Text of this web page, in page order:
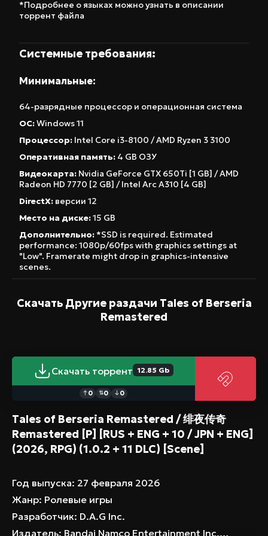
*Подробнее о языках можно узнать в описании
торрент файла
Системные требования:
Минимальные:
64-разрядные процессор и операционная система
ОС:Windows 11
Процессор: Intel Core i3-8100 / AMD Ryzen 3 3100
Оперативная память: 4 GB ОЗУ
Видеокарта: Nvidia GeForce GTX 650Ti [1 GB] / AMD
Radeon HD 7770 [2 GB] / Intel Arc A310 [4 GB]
DirectX: версии 12
Место на диске:15 GB
Дополнительно:*SSD is required. Estimated
performance: 1080p/60fps with graphics settings at
"Low". Framerate might drop in graphics-intensive
scenes.
Скачать Другие раздачи Tales of Berseria
Remastered
Скачать торрент 12.85 Gb
↑0 ⇅0 ↓0
Tales of Berseria Remastered / 绯夜传奇
Remastered [P] [RUS + ENG + 10 / JPN + ENG]
(2026, RPG) (1.0.2 + 11 DLC) [Scene]
Год выпуска: 27 февраля 2026
Жанр: Ролевые игры
Разработчик: D.A.G Inc.
Издатель: Bandai Namco Entertainment Inc.